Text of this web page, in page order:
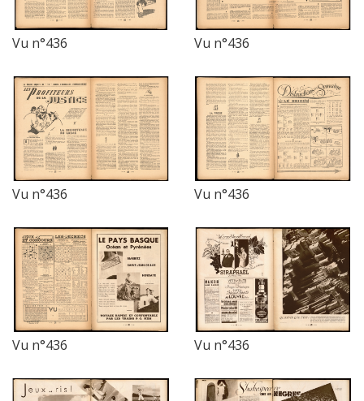
Vu n°436 Vu n°436
Vu n°436 Vu n°436
Vu n°436 Vu n°436